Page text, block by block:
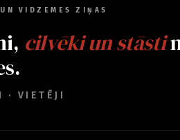
VIDZEMES ZIŅAS
cilvēki un stāsti
· VIETĒJI